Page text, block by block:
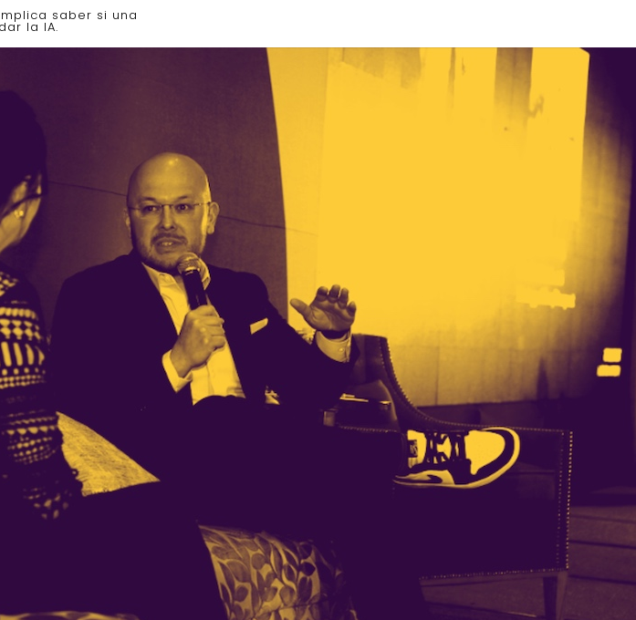
saber si una
la IA.